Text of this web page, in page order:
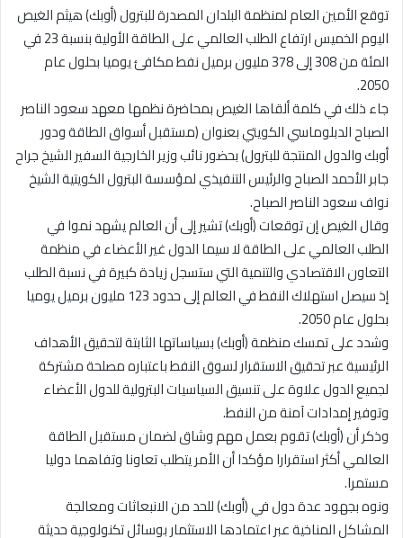
توقع الأمين العام لمنظمة البلدان المصدرة للبترول (أوبك) هيثم الغيص
اليوم الخميس ارتفاع الطلب العالمي على الطاقة الأولية بنسبة 23 في
المئة من 308 إلى 378 مليون برميل نفط مكافئ يوميا بحلول عام
2050.
جاء ذلك في كلمة ألقاها الغيص بمحاضرة نظمها معهد سعود الناصر
الصباح الدبلوماسي الكويتي بعنوان (مستقبل أسواق الطاقة ودور
أوبك والدول المنتجة للبترول) بحضور نائب وزير الخارجية السفير الشيخ جراح
جابر الأحمد الصباح والرئيس التنفيذي لمؤسسة البترول الكويتية الشيخ
نواف سعود الناصر الصباح.
وقال الغيص إن توقعات (أوبك) تشير إلى أن العالم يشهد نموا في
الطلب العالمي على الطاقة لا سيما الدول غير الأعضاء في منظمة
التعاون الاقتصادي والتنمية التي ستسجل زيادة كبيرة في نسبة الطلب
إذ سيصل استهلاك النفط في العالم إلى حدود 123 مليون برميل يوميا
بحلول عام 2050.
وشدد على تمسك منظمة (أوبك) بسياساتها الثابتة لتحقيق الأهداف
الرئيسية عبر تحقيق الاستقرار لسوق النفط باعتباره مصلحة مشتركة
لجميع الدول علاوة على تنسيق السياسيات البترولية للدول الأعضاء
وتوفير إمدادات آمنة من النفط.
وذكر أن (أوبك) تقوم بعمل مهم وشاق لضمان مستقبل الطاقة
العالمي أكثر استقرارا مؤكدا أن الأمر يتطلب تعاونا وتفاهما دوليا
مستمرا.
ونوه بجهود عدة دول في (أوبك) للحد من الانبعاثات ومعالجة
المشاكل المناخية عبر اعتمادها الاستثمار بوسائل تكنولوجية حديثة